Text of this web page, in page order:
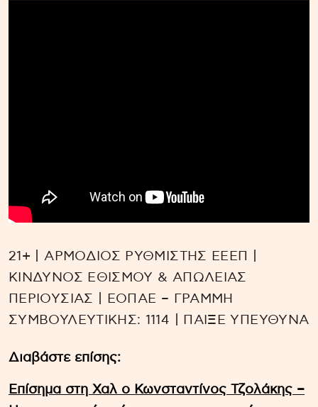
21+ | ΑΡΜΟΔΙΟΣ ΡΥΘΜΙΣΤΗΣ ΕΕΕΠ |
ΚΙΝΔΥΝΟΣ ΕΘΙΣΜΟΥ & ΑΠΩΛΕΙΑΣ
ΠΕΡΙΟΥΣΙΑΣ | ΕΟΠΑΕ – ΓΡΑΜΜΗ
ΣΥΜΒΟΥΛΕΥΤΙΚΗΣ: 1114 | ΠΑΙΞΕ ΥΠΕΥΘΥΝΑ
Διαβάστε επίσης:
Επίσημα στη Χαλ ο Κωνσταντίνος Τζολάκης –